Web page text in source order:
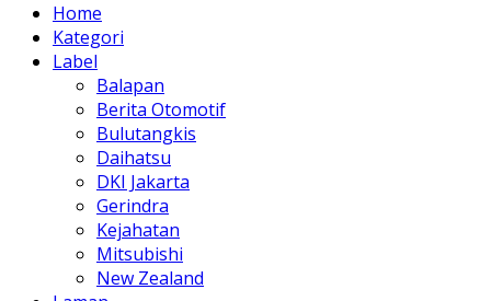
Home
Kategori
Label
Balapan
Berita Otomotif
Bulutangkis
Daihatsu
DKI Jakarta
Gerindra
Kejahatan
Mitsubishi
New Zealand